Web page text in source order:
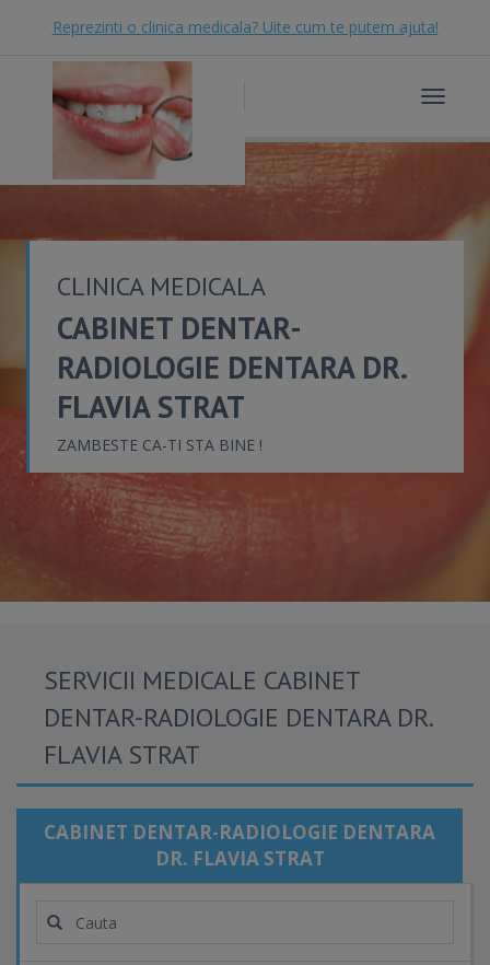
Reprezinti o clinica medicala? Uite cum te putem ajuta!
Toggle
CLINICA MEDICALA
CABINET DENTAR-
RADIOLOGIE DENTARA DR.
FLAVIA STRAT
ZAMBESTE CA-TI STA BINE !
SERVICII MEDICALE CABINET
DENTAR-RADIOLOGIE DENTARA DR.
FLAVIA STRAT
CABINET DENTAR-RADIOLOGIE DENTARA
DR. FLAVIA STRAT